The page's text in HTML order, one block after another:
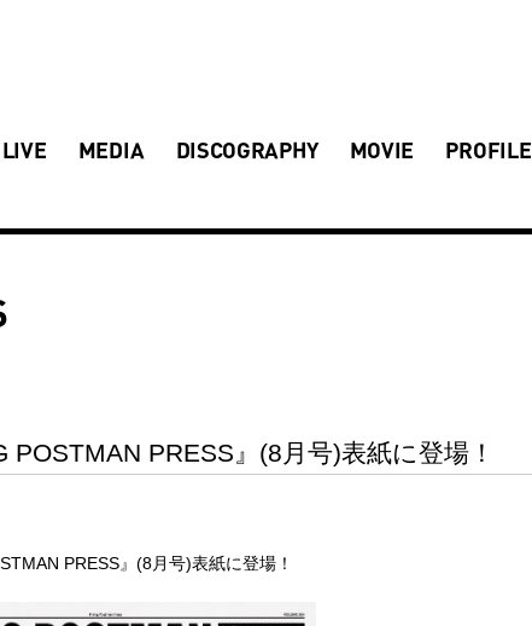
LIVE MEDIA DISCOGRAPHY MOVIE PROFILE
POSTMAN PRESS』(8月号)表紙に登場！
PRESS』(8月号)表紙に登場！